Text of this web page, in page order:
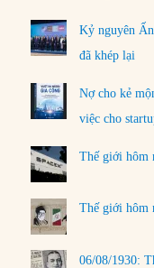
Kỷ nguyên
đã khép lại
Nợ cho kẻ
việc cho
Thế giới hôm
Thế giới hôm
06/08/1930: